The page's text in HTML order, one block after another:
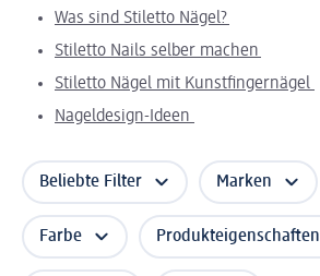
Was sind Stiletto Nägel?
Stiletto Nails selber machen
Stiletto Nägel mit Kunstfingernägel
Nageldesign-Ideen
Beliebte Filter Marken
Farbe Produkteigenschaften